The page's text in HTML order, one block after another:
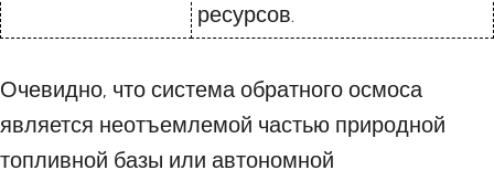
ресурсов.
Очевидно, что система обратного осмоса
является неотъемлемой частью природной
топливной базы или автономной